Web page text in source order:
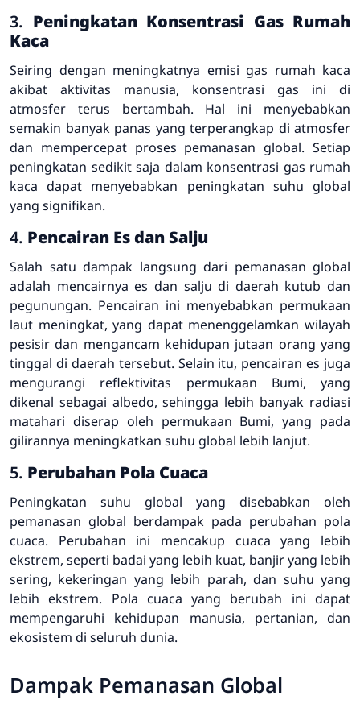
3. Peningkatan Konsentrasi Gas Rumah
Kaca
Seiring dengan meningkatnya emisi gas rumah kaca
akibat aktivitas manusia, konsentrasi gas ini di
atmosfer terus bertambah. Hal ini menyebabkan
semakin banyak panas yang terperangkap di atmosfer
dan mempercepat proses pemanasan global. Setiap
peningkatan sedikit saja dalam konsentrasi gas rumah
kaca dapat menyebabkan peningkatan suhu global
yang signifikan.
4. Pencairan Es dan Salju
Salah satu dampak langsung dari pemanasan global
adalah mencairnya es dan salju di daerah kutub dan
pegunungan. Pencairan ini menyebabkan permukaan
laut meningkat, yang dapat menenggelamkan wilayah
pesisir dan mengancam kehidupan jutaan orang yang
tinggal di daerah tersebut. Selain itu, pencairan es juga
mengurangi reflektivitas permukaan Bumi, yang
dikenal sebagai albedo, sehingga lebih banyak radiasi
matahari diserap oleh permukaan Bumi, yang pada
gilirannya meningkatkan suhu global lebih lanjut.
5. Perubahan Pola Cuaca
Peningkatan suhu global yang disebabkan oleh
pemanasan global berdampak pada perubahan pola
cuaca. Perubahan ini mencakup cuaca yang lebih
ekstrem, seperti badai yang lebih kuat, banjir yang lebih
sering, kekeringan yang lebih parah, dan suhu yang
lebih ekstrem. Pola cuaca yang berubah ini dapat
mempengaruhi kehidupan manusia, pertanian, dan
ekosistem di seluruh dunia.
Dampak Pemanasan Global